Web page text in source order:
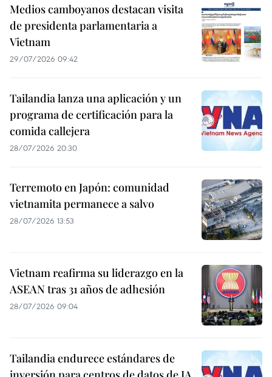
Medios camboyanos destacan visita
de presidenta parlamentaria a
Vietnam
29/07/2026 09:42
Tailandia lanza una aplicación y un
programa de certificación para la
comida callejera
28/07/2026 20:30
Terremoto en Japón: comunidad
vietnamita permanece a salvo
28/07/2026 13:53
Vietnam reafirma su liderazgo en la
ASEAN tras 31 años de adhesión
28/07/2026 09:04
Tailandia endurece estándares de